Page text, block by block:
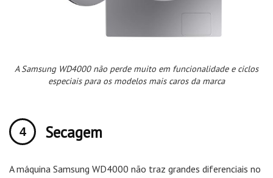
A Samsung WD4000 não perde muito em funcionalidade e ciclos
especiais para os modelos mais caros da marca
Secagem
A máquina Samsung WD4000 não traz grandes diferenciais no